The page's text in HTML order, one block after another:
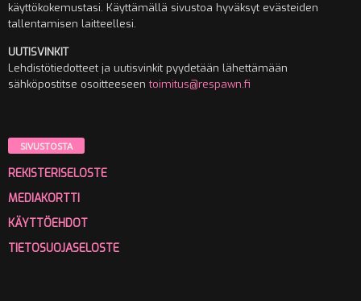
käyttökokemustasi. Käyttämällä sivustoa hyväksyt evästeiden
tallentamisen laitteellesi.
UUTISVINKIT
Lehdistötiedotteet ja uutisvinkit pyydetään lähettämään
sähköpostitse osoitteeseentoimitus@respawn.fi
SIVUSTOSTA
REKISTERISELOSTE
MEDIAKORTTI
KÄYTTÖEHDOT
TIETOSUOJASELOSTE